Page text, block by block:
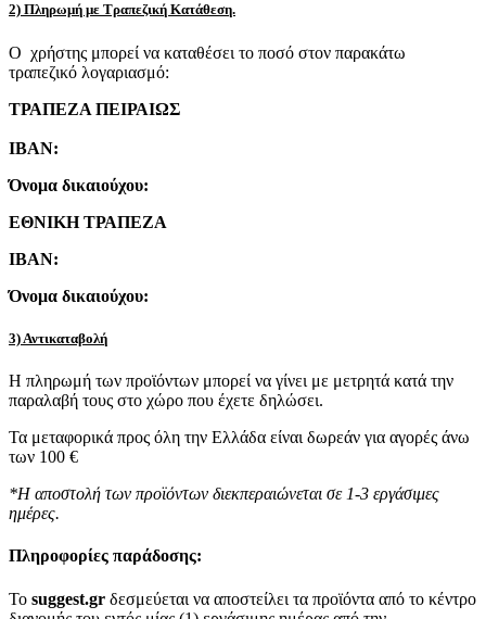
2) Πληρωμή με Τραπεζική Κατάθεση.
Ο χρήστης μπορεί να καταθέσει το ποσό στον παρακάτω
τραπεζικό λογαριασμό:
ΤΡΑΠΕΖΑ ΠΕΙΡΑΙΩΣ
IBAN:
Όνομα δικαιούχου:
ΕΘΝΙΚΗ ΤΡΑΠΕΖΑ
IBAN:
Όνομα δικαιούχου:
3) Αντικαταβολή
Η πληρωμή των προϊόντων μπορεί να γίνει με μετρητά κατά την
παραλαβή τους στο χώρο που έχετε δηλώσει.
Τα μεταφορικά προς όλη την Ελλάδα είναι δωρεάν για αγορές άνω
των 100 €
*Η αποστολή των προϊόντων διεκπεραιώνεται σε 1-3 εργάσιμες
ημέρες.
Πληροφορίες παράδοσης:
To suggest.gr δεσμεύεται να αποστείλει τα προϊόντα από το κέντρο